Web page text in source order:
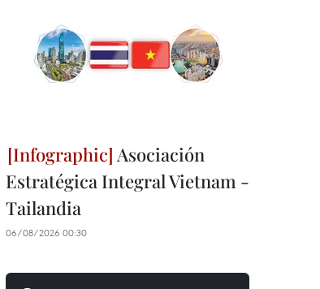
Asociación
Estratégica Integral Vietnam -
Tailandia
06/08/2026 00:30